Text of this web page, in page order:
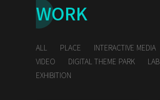
WORK
ALL PLACE INTERACTIVE MEDIA
VIDEO
DIGITAL THEME PARK LAB
EXHIBITION